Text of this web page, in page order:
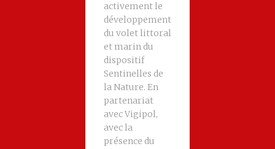
activement le
développement
du volet littoral
et marin du
dispositif
Sentinelles de
la Nature. En
partenariat
avec Vigipol,
avec la
présence du